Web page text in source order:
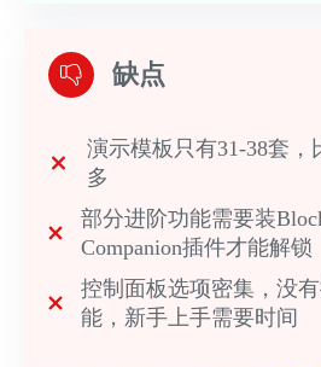
缺点
演示模板只有31-38套，
多
部分进阶功能需要装
Companion插件才能解锁
控制面板选项密集，没
能，新手上手需要时间